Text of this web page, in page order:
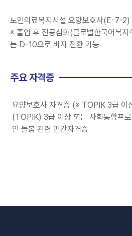
노인의료복지시설 요양보호사(E-7-2)
※ 졸업 후 전공심화(글로벌한국어복
는 D-10으로 비자 전환 가능
주요 자격증
요양보호사 자격증 (※ TOPIK 3급 이
(TOPIK) 3급 이상 또는 사회통합프
인 돌봄 관련 민간자격증